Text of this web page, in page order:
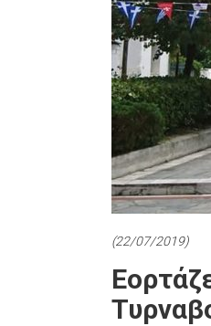
(22/07/2019)